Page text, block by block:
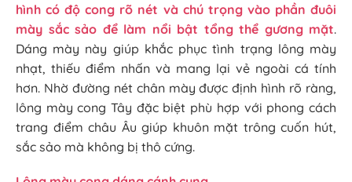
hình có độ cong rõ nét và chú trọng vào phần đuôi
mày sắc sảo để làm nổi bật tổng thể gương mặt.
Dáng mày này giúp khắc phục tình trạng lông mày
nhạt, thiếu điểm nhấn và mang lại vẻ ngoài cá tính
hơn. Nhờ đường nét chân mày được định hình rõ ràng,
lông mày cong Tây đặc biệt phù hợp với phong cách
trang điểm châu Âu giúp khuôn mặt trông cuốn hút,
sắc sảo mà không bị thô cứng.